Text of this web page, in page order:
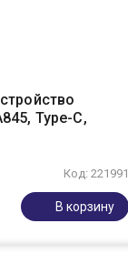
Type-C,
Код: 221991
В корзину